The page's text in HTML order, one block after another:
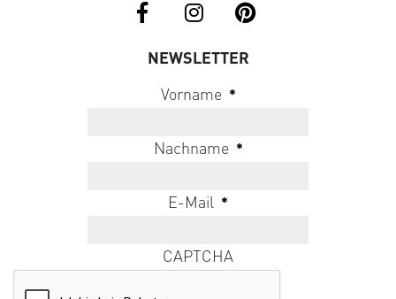
NEWSLETTER
Vorname *
Nachname *
E-Mail *
CAPTCHA